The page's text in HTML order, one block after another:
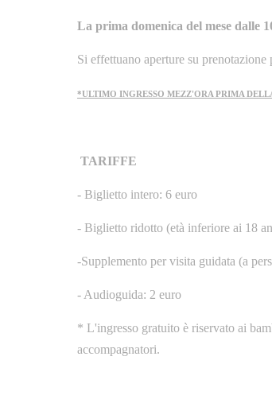
La prima domenica del mese dalle
Si effettuano aperture su
*ULTIMO INGRESSO MEZZ'ORA PRIMA
TARIFFE
- Biglietto intero: 6 euro
- Biglietto ridotto (età inferiore ai 18
-Supplemento per visita guidata (a
- Audioguida: 2 euro
* L'ingresso gratuito è riservato ai
accompagnatori.